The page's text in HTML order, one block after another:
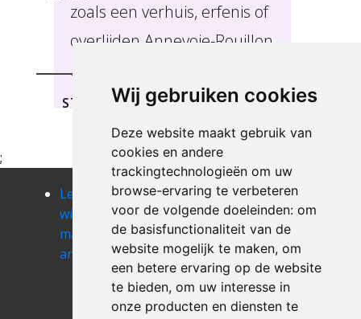
Wij gebruiken cookies
Deze website maakt gebruik van
cookies en andere
trackingtechnologieën om uw
browse-ervaring te verbeteren
voor de volgende doeleinden: om
de basisfunctionaliteit van de
website mogelijk te maken, om
een betere ervaring op de website
te bieden, om uw interesse in
onze producten en diensten te
zoals een verhuis, erfenis of
overlijden Annevoie-Rouillon
.
STUREN
;
Leegmaken
winkel of
magazij
anseremme
Leegmaken
winkel of
magazij
anthee
Leegmaken
winkel of
magazij arbre
Leegmaken
winkel of
magazij
arsimont